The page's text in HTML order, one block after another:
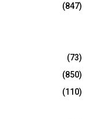
(847)
(73)
(850)
(110)